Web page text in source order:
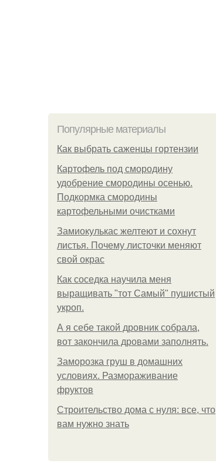
Популярные материалы
Как выбрать саженцы гортензии
Картофель под смородину
удобрение смородины осенью.
Подкормка смородины
картофельными очистками
Замиокулькас желтеют и сохнут
листья. Почему листочки меняют
свой окрас
Как соседка научила меня
выращивать "тот Самый" пушистый
укроп.
А я себе такой дровник собрала,
вот закончила дровами заполнять.
Заморозка груш в домашних
условиях. Размораживание
фруктов
Строительство дома с нуля: все, что
вам нужно знать